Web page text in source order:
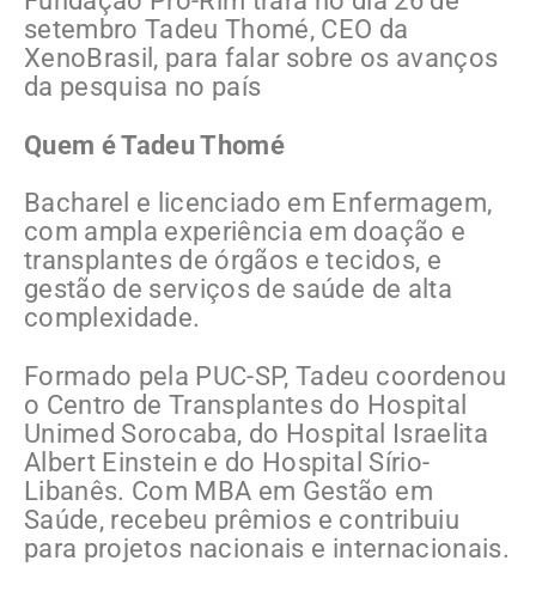
setembro Tadeu Thomé, CEO da
XenoBrasil, para falar sobre os avanços
da pesquisa no país
Quem é Tadeu Thomé
Bacharel e licenciado em Enfermagem,
com ampla experiência em doação e
transplantes de órgãos e tecidos, e
gestão de serviços de saúde de alta
complexidade.
Formado pela PUC-SP, Tadeu coordenou
o Centro de Transplantes do Hospital
Unimed Sorocaba, do Hospital Israelita
Albert Einstein e do Hospital Sírio-
Libanês. Com MBA em Gestão em
Saúde, recebeu prêmios e contribuiu
para projetos nacionais e internacionais.